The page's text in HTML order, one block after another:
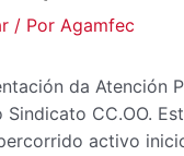
/ Por Agamfec
da Atención
CC.OO.
activo